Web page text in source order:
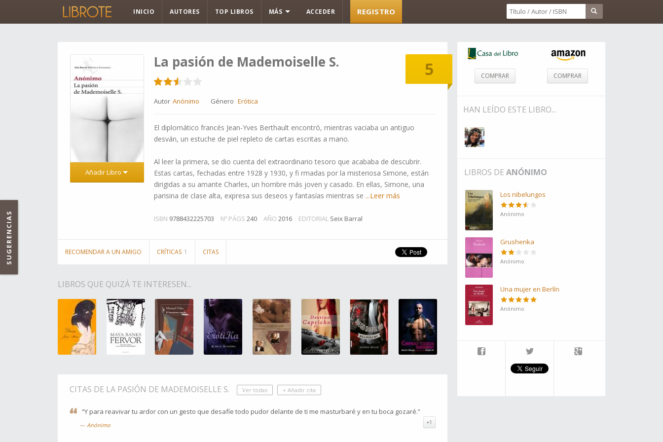
INICIO AUTORES TOP LIBROS MÁS ACCEDER REGISTRO
5
Añadir Libro
La pasión de Mademoiselle S.
Autor Anónimo Género Erótica
El diplomático francés Jean-Yves Berthault encontró, mientras vaciaba un antiguo
desván, un estuche de piel repleto de cartas escritas a mano.
Al leer la primera, se dio cuenta del extraordinario tesoro que acababa de descubrir.
Estas cartas, fechadas entre 1928 y 1930, y fi rmadas por la misteriosa Simone, están
dirigidas a su amante Charles, un hombre más joven y casado. En ellas, Simone, una
parisina de clase alta, expresa sus deseos y fantasías mientras se ...Leer más
ISBN 9788432225703 Nº PÁGS 240 AÑO 2016 EDITORIAL Seix Barral
RECOMENDAR A UN AMIGO CRÍTICAS 1 CITAS
LIBROS QUE QUIZÁ TE INTERESEN...
CITAS DE LA PASIÓN DE MADEMOISELLE S. Ver todas + Añadir cita
“Y para reavivar tu ardor con un gesto que desafíe todo pudor delante de ti me masturbaré y en tu boca gozaré.”
Anónimo +1
COMPRAR COMPRAR
HAN LEÍDO ESTE LIBRO...
LIBROS DE ANÓNIMO
Los nibelungos
Anónimo
Grushenka
Anónimo
Una mujer en Berlín
Anónimo
SUGERENCIAS